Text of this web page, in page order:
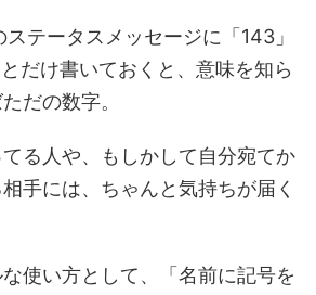
テータスメッセージに「143」
だけ書いておくと、意味を知ら
だの数字。
る人や、もしかして自分宛てか
手には、ちゃんと気持ちが届く
使い方として、「名前に記号を